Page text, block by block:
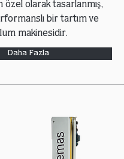
özel olarak tasarlanmış,
bir tartım ve
makinesidir.
Daha Fazla